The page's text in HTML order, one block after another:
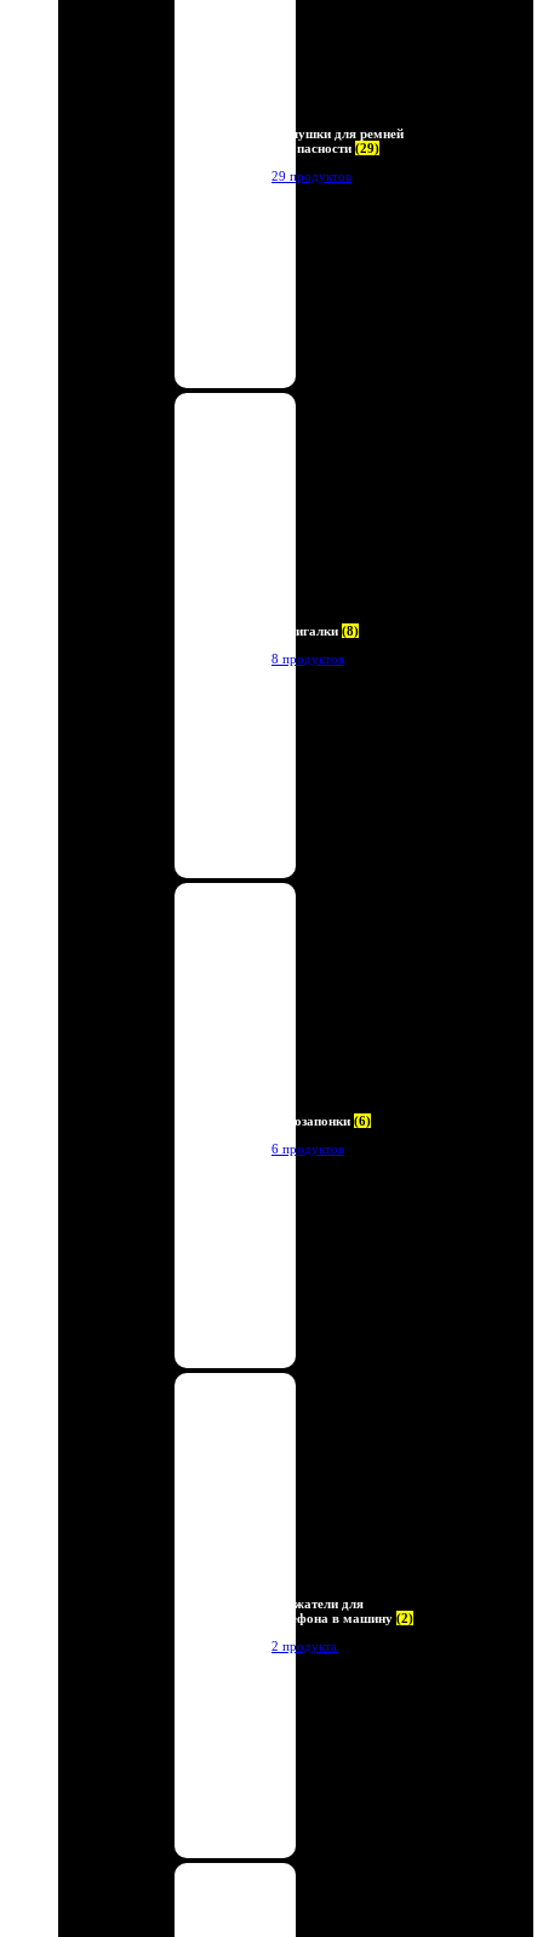
Заглушки для ремней
безопасности (29)
29 продуктов
Зажигалки (8)
8 продуктов
Автозапонки (6)
6 продуктов
Держатели для
телефона в машину (2)
2 продукта